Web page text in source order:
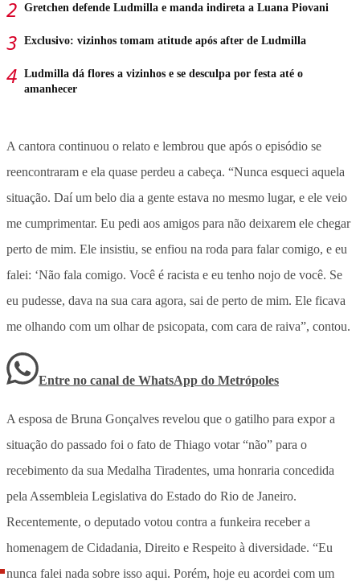
Gretchen defende Ludmilla e manda indireta a Luana Piovani
Exclusivo: vizinhos tomam atitude após after de Ludmilla
Ludmilla dá flores a vizinhos e se desculpa por festa até o
amanhecer
A cantora continuou o relato e lembrou que após o episódio se
reencontraram e ela quase perdeu a cabeça. “Nunca esqueci aquela
situação. Daí um belo dia a gente estava no mesmo lugar, e ele veio
me cumprimentar. Eu pedi aos amigos para não deixarem ele chegar
perto de mim. Ele insistiu, se enfiou na roda para falar comigo, e eu
falei: ‘Não fala comigo. Você é racista e eu tenho nojo de você. Se
eu pudesse, dava na sua cara agora, sai de perto de mim. Ele ficava
me olhando com um olhar de psicopata, com cara de raiva”, contou.
Entre no canal de WhatsApp do Metrópoles
A esposa de Bruna Gonçalves revelou que o gatilho para expor a
situação do passado foi o fato de Thiago votar “não” para o
recebimento da sua Medalha Tiradentes, uma honraria concedida
pela Assembleia Legislativa do Estado do Rio de Janeiro.
Recentemente, o deputado votou contra a funkeira receber a
homenagem de Cidadania, Direito e Respeito à diversidade. “Eu
nunca falei nada sobre isso aqui. Porém, hoje eu acordei com um